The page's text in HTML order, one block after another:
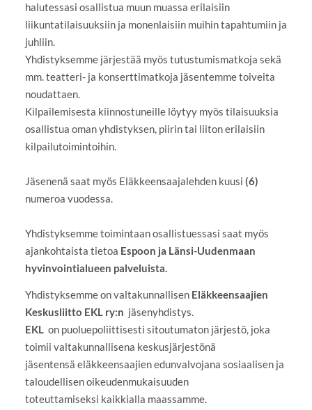
halutessasi osallistua muun muassa erilaisiin
liikuntatilaisuuksiin ja monenlaisiin muihin tapahtumiin ja
juhliin.
Yhdistyksemme järjestää myös tutustumismatkoja sekä
mm. teatteri- ja konserttimatkoja jäsentemme toiveita
noudattaen.
Kilpailemisesta kiinnostuneille löytyy myös tilaisuuksia
osallistua oman yhdistyksen, piirin tai liiton erilaisiin
kilpailutoimintoihin.
Jäsenenä saat myös Eläkkeensaajalehden kuusi (6)
numeroa vuodessa.
Yhdistyksemme toimintaan osallistuessasi saat myös
ajankohtaista tietoa Espoon ja Länsi-Uudenmaan
hyvinvointialueen palveluista.
Yhdistyksemme on valtakunnallisenEläkkeensaajien
Keskusliitto EKL ry:n jäsenyhdistys.
EKLon puoluepoliittisesti sitoutumaton järjestö, joka
toimii valtakunnallisena keskusjärjestönä
jäsentensä eläkkeensaajien edunvalvojana sosiaalisen ja
taloudellisen oikeudenmukaisuuden
toteuttamiseksi kaikkialla maassamme.